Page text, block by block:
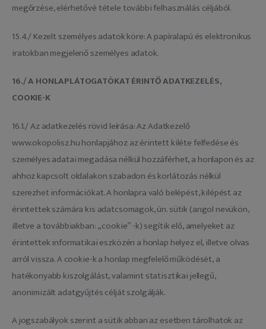
megőrzése, elérhetővé tétele további felhasználás céljából.
15.4./ Kezelt személyes adatok köre: A papíralapú és elektronikus
iratokban megjelenő személyes adatok.
16./ A HONLAPLÁTOGATÓKAT ÉRINTŐ ADATKEZELÉS,
COOKIE-K
16.1./ Az adatkezelés rövid leírása: Az Adatkezelő
www.okopolisz.hu honlapjához az érintett kiléte felfedése és
személyes adatai megadása nélkül hozzáférhet, a honlapon és az
ahhoz kapcsolt oldalakon szabadon és korlátozás nélkül
szerezhet információkat. A honlapra való belépést, kilépést az
érintettek számára kis adatcsomagok, ún. sütik (angol nevükön,
illetve a továbbiakban: „cookie” -k) segítik elő, amelyeket az
érintettek informatikai eszközén a honlap helyez el, illetve olvas
arról vissza. A cookie-k a honlap megfelelő működését, a
hatékonyabb kiszolgálást, valamint statisztikai jellegű,
anonimizált adatgyűjtés célját szolgálják.
A jogszabályok szerint a sütik abban az esetben tárolhatok az